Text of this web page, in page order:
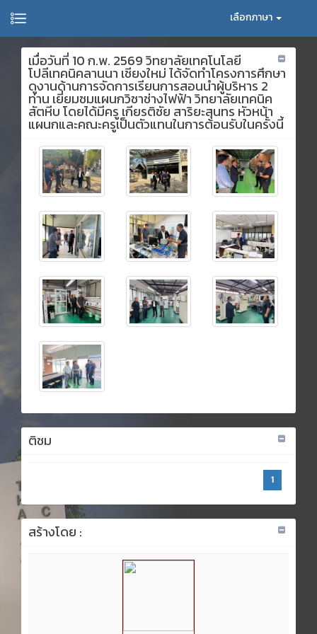
เลือกภาษา
เมื่อวันที่ 10 ก.พ. 2569 วิทยาลัยเทคโนโลยี
โปลีเทคนิคลานนา เชียงใหม่ ได้จัดทำโครงการศึกษา
ดูงานด้านการจัดการเรียนการสอนนำผู้บริหาร 2
ท่าน เยี่ยมชมแผนกวิชาช่างไฟฟ้า วิทยาลัยเทคนิค
สัตหีบ โดยได้มีครู เกียรติชัย สาริยะสุนทร หัวหน้า
แผนกและคณะครูเป็นตัวแทนในการต้อนรับในครั้งนี้
ติชม
1
สร้างโดย :